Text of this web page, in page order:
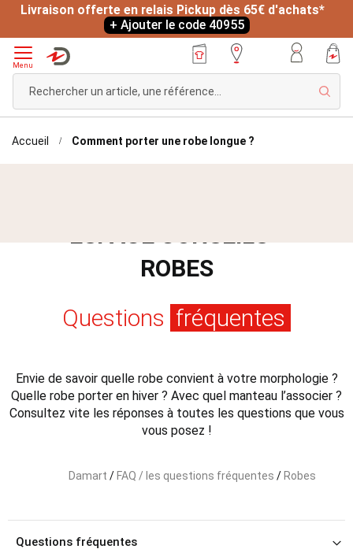
Livraison offerte en relais Pickup dès 65€ d'achats*
+ Ajouter le code 40955
Menu
Accueil Comment porter une robe longue ?
ESPACE CONSEILS -
ROBES
Questions fréquentes
Envie de savoir quelle robe convient à votre morphologie ?
Quelle robe porter en hiver ? Avec quel manteau l’associer ?
Consultez vite les réponses à toutes les questions que vous
vous posez !
Damart / FAQ / les questions fréquentes / Robes
Questions fréquentes